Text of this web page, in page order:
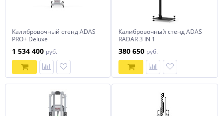
Калибровочный стенд ADAS
PRO+ Deluxe
1 534 400 руб.
Калибровочный стенд ADAS
RADAR 3 IN 1
380 650 руб.